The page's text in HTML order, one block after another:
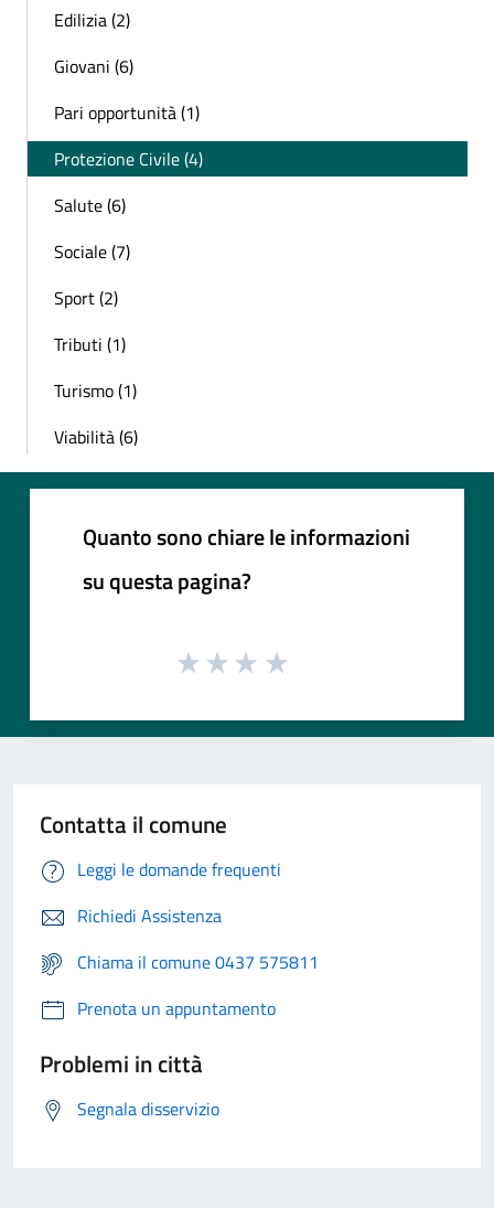
Edilizia (2)
Giovani (6)
Pari opportunità (1)
Protezione Civile (4)
Salute (6)
Sociale (7)
Sport (2)
Tributi (1)
Turismo (1)
Viabilità (6)
Quanto sono chiare le informazioni
su questa pagina?
Contatta il comune
Leggi le domande frequenti
Richiedi Assistenza
Chiama il comune 0437 575811
Prenota un appuntamento
Problemi in città
Segnala disservizio